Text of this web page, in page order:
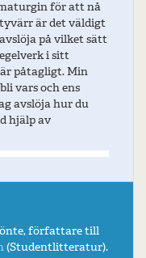
för att nå
är det väldigt
på vilket sätt
i sitt
påtagligt. Min
vars och ens
avslöja hur du
hjälp av
författare till
(Studentlitteratur).